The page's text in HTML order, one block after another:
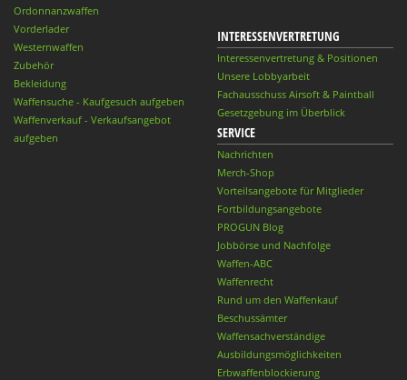
Ordonnanzwaffen
Vorderlader
Westernwaffen
Zubehör
Bekleidung
Waffensuche - Kaufgesuch aufgeben
Waffenverkauf - Verkaufsangebot
aufgeben
INTERESSENVERTRETUNG
Interessenvertretung & Positionen
Unsere Lobbyarbeit
Fachausschuss Airsoft & Paintball
Gesetzgebung im Überblick
SERVICE
Nachrichten
Merch-Shop
Vorteilsangebote für Mitglieder
Fortbildungsangebote
PROGUN Blog
Jobbörse und Nachfolge
Waffen-ABC
Waffenrecht
Rund um den Waffenkauf
Beschussämter
Waffensachverständige
Ausbildungsmöglichkeiten
Erbwaffenblockierung